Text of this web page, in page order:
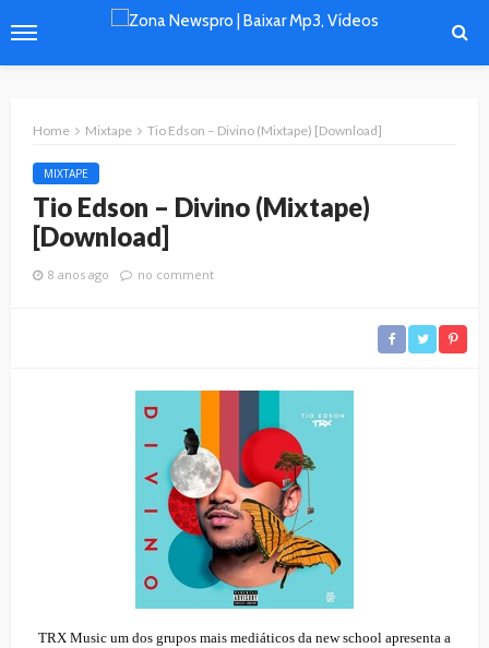
Home Mixtape Tio Edson – Divino (Mixtape) [Download]
MIXTAPE
Tio Edson – Divino (Mixtape)
[Download]
8 anos ago no comment
TRX Music um dos grupos mais mediáticos da new school apresenta a